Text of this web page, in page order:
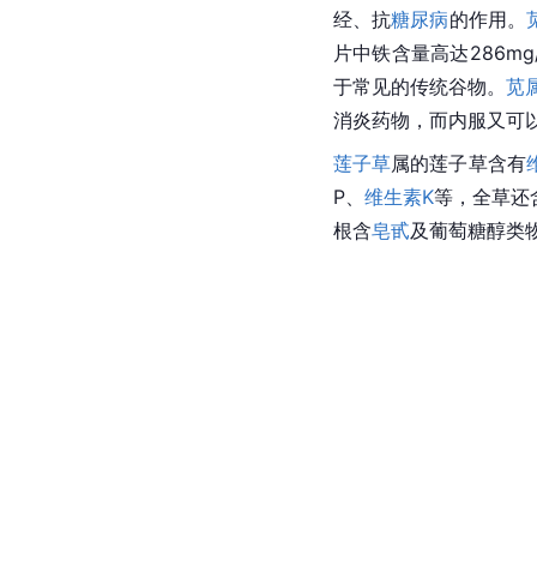
经、抗糖尿病的作用。
片中铁含量高达
于常见的传统谷物。苋
消炎药物，而内服又可
莲子草属的莲子草含有
P、 维生素K等，全草还
根含皂甙及葡萄糖醇类